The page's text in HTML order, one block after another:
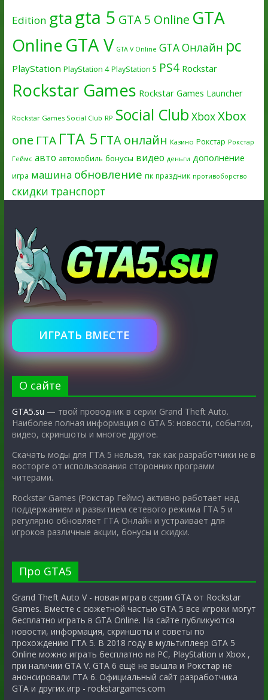
Edition gtagta 5 GTA 5 Online GTA
OnlineGTA V GTA V Online GTA Онлайн pc
PlayStation PlayStation 4 PlayStation 5 PS4 Rockstar
Rockstar Games Rockstar Games Launcher
Rockstar Games Social Club RP Social Club XboxXbox
one ГТА ГТА 5 ГТА онлайн Казино Рокстар Рокстар
Геймс авто автомобиль бонусы видео деньги дополнение
игра машина обновление пк праздник противоборство
скидки транспорт
ИГРАТЬ ВМЕСТЕ
О сайте
GTA5.su — твой проводник в серии Grand Theft Auto.
Наиболее полная информация о GTA 5: новости, события,
видео, скриншоты и многое другое.
Скачать моды для ГТА 5 нельзя, так как разработчики не в
восторге от использования сторонних программ
читерами.
Rockstar Games (Рокстар Геймс) активно работает над
поддержанием и развитием сетевого режима ГТА 5 и
регулярно обновляет ГТА Онлайн и устраивает для
игроков различные акции, бонусы и скидки.
Про GTA5
Grand Theft Auto V - новая игра в серии GTA от Rockstar
Games. Вместе с сюжетной частью GTA 5 все игроки могут
бесплатно играть в GTA Online. На сайте публикуются
новости, информация, скриншоты и советы по
прохождению ГТА 5. В 2018 году в мультиплеер GTA 5
Online можно играть бесплатно на PC, PlayStation и Xbox ,
при наличии GTA V. GTA 6 ещё не вышла и Рокстар не
анонсировали ГТА 6. Официальный сайт разработчика
GTA и других игр - rockstargames.com